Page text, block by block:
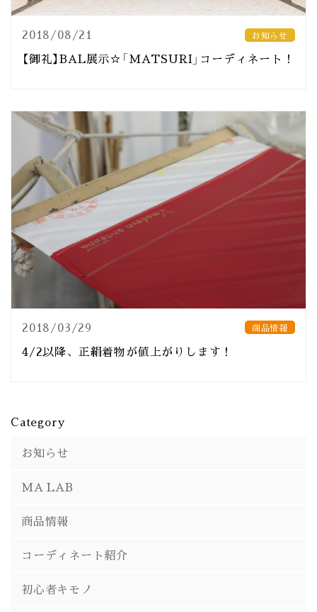
2018/08/21 お知らせ
【御礼】BAL展示☆「MATSURI」コーディネート！
2018/03/29 商品情報
4/2以降、正絹着物が値上がりします！
Category
お知らせ
MA LAB
商品情報
コーディネート紹介
初心者キモノ